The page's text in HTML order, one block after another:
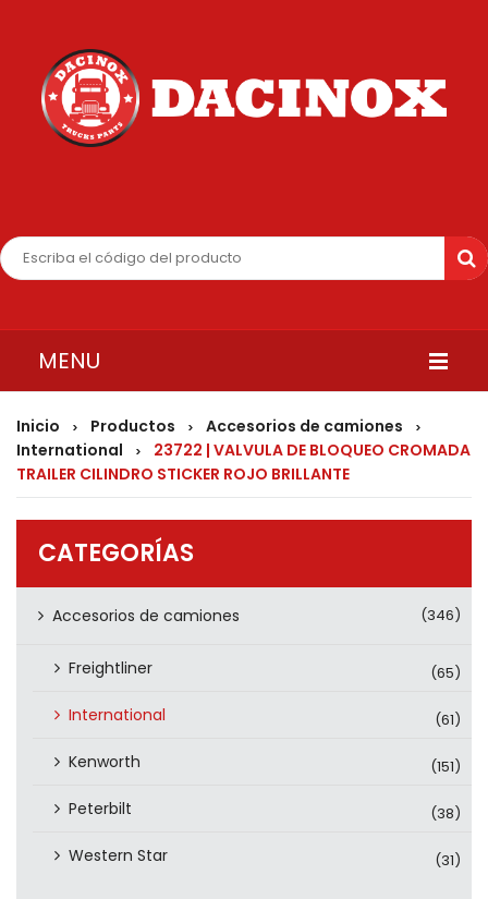
MENU
INICIO
QUIENES SOMOS
PRODUCTOS
CONTÁCTENOS
Inicio > Productos > Accesorios de camiones >
International >
23722 | VALVULA DE BLOQUEO CROMADA
TRAILER CILINDRO STICKER ROJO BRILLANTE
CATEGORÍAS
Accesorios de camiones (346)
Freightliner (65)
International (61)
Kenworth (151)
Peterbilt (38)
Western Star (31)